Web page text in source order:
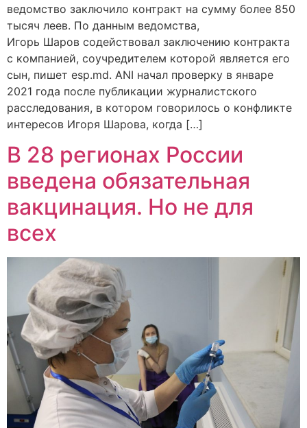
ведомство заключило контракт на сумму более 850
тысяч леев. По данным ведомства,
Игорь Шаров содействовал заключению контракта
с компанией, соучредителем которой является его
сын, пишет esp.md. ANI начал проверку в январе
2021 года после публикации журналистского
расследования, в котором говорилось о конфликте
интересов Игоря Шарова, когда […]
В 28 регионах России
введена обязательная
вакцинация. Но не для
всех